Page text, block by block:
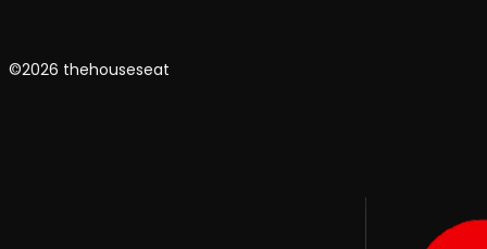
©2026 thehouseseat